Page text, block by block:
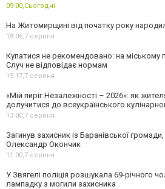
09:00, Сьогодні
На Житомирщині від початку року
18:06, 7 серпня
Купатися не рекомендовано: на міському
Случ не відповідає нормам
15:17, 7 серпня
«Мій пиріг Незалежності – 2026»: як
долучитися до всеукраїнського
13:00, 7 серпня
Загинув захисник із Баранівської
Олександр Окончик
11:00, 7 серпня
У Звягелі поліція розшукала 69-річного
лампадку з могили захисника